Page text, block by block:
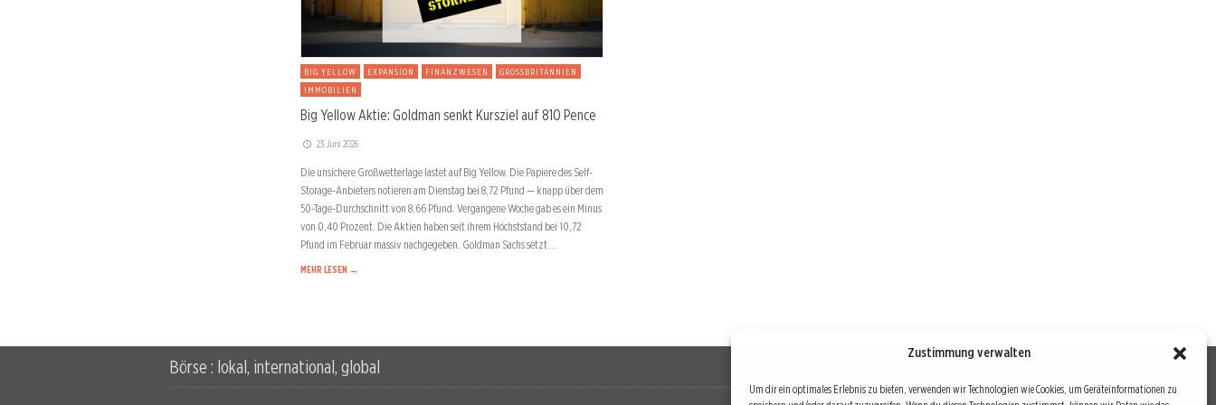
Zustimmung verwalten
Um dir ein optimales Erlebnis zu bieten, verwenden wir Technologien wie Cookies, um Geräteinformationen zu
BIG YELLOW EXPANSION FINANZWESEN
GROSSBRITANNIEN
IMMOBILIEN
Big Yellow Aktie: Goldman senkt Kursziel auf 810 Pence
23. Juni 2026
Die unsichere Großwetterlage lastet auf Big Yellow. Die Papiere des Self-
Storage-Anbieters notieren am Dienstag bei 8,72 Pfund — knapp über dem
50-Tage-Durchschnitt von 8,66 Pfund. Vergangene Woche gab es ein Minus
von 0,40 Prozent. Die Aktien haben seit ihrem Höchststand bei 10,72
Pfund im Februar massiv nachgegeben. Goldman Sachs setzt …
MEHR LESEN →
Börse : lokal, international, global